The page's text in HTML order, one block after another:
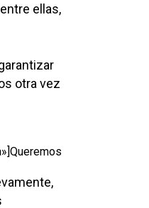
entre ellas,
otra vez